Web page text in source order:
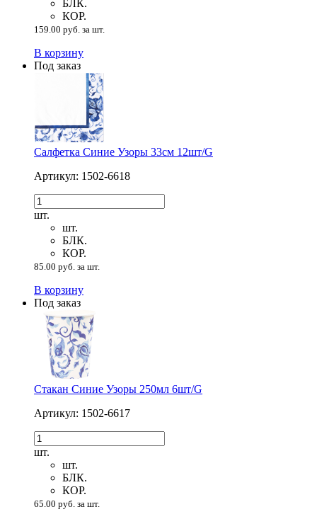
БЛК.
КОР.
159.00 руб. за шт.
В корзину
Под заказ
Салфетка Синие Узоры 33см 12шт/G
Артикул: 1502-6618
шт.
шт.
БЛК.
КОР.
85.00 руб. за шт.
В корзину
Под заказ
Стакан Синие Узоры 250мл 6шт/G
Артикул: 1502-6617
шт.
шт.
БЛК.
КОР.
65.00 руб. за шт.